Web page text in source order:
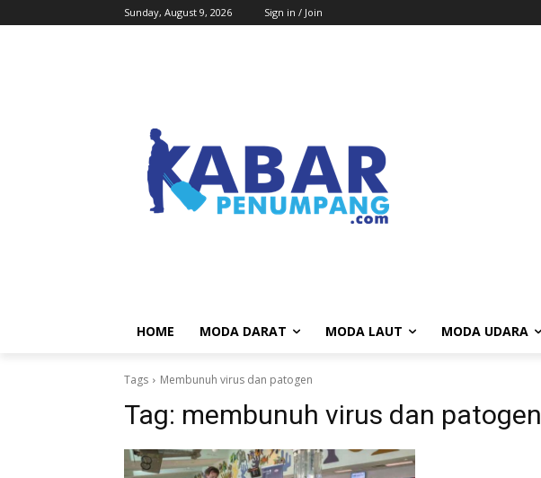
Sunday, August 9, 2026 Sign in / Join
HOME MODA DARAT MODA LAUT MODA UDARA
Tags Membunuh virus dan patogen
Tag: membunuh virus dan patogen